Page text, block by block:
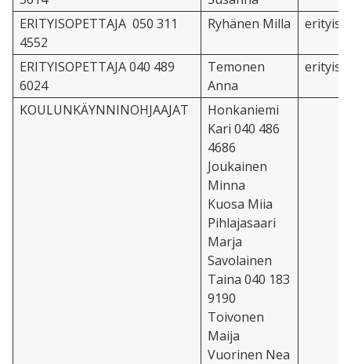
ERITYISOPETTAJA 050 311
4552
Ryhänen Milla
ERITYISOPETTAJA 040 489
6024
Temonen
Anna
KOULUNKÄYNNINOHJAAJAT
Honkaniemi
Kari 040 486
4686
Joukainen
Minna
Kuosa Miia
Pihlajasaari
Marja
Savolainen
Taina 040 183
9190
Toivonen
Maija
Vuorinen Nea